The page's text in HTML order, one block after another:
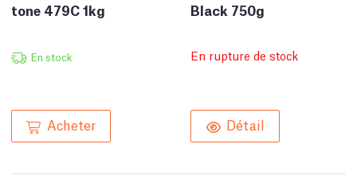
tone 479C 1kg
En stock
Acheter
Black 750g
En rupture de stock
Détail